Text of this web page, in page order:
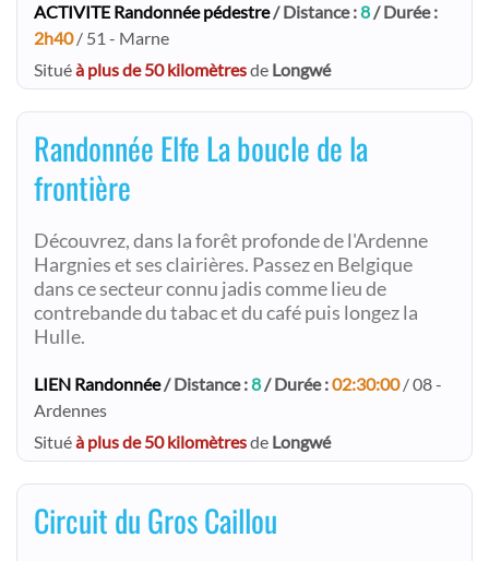
ACTIVITE Randonnée pédestre/ Distance :8/ Durée :
2h40/ 51 - Marne
Situéà plus de 50 kilomètresde Longwé
Randonnée Elfe La boucle de la
frontière
Découvrez, dans la forêt profonde de l'Ardenne
Hargnies et ses clairières. Passez en Belgique
dans ce secteur connu jadis comme lieu de
contrebande du tabac et du café puis longez la
Hulle.
LIEN Randonnée/ Distance :8/ Durée :02:30:00/ 08 -
Ardennes
Situéà plus de 50 kilomètresde Longwé
Circuit du Gros Caillou